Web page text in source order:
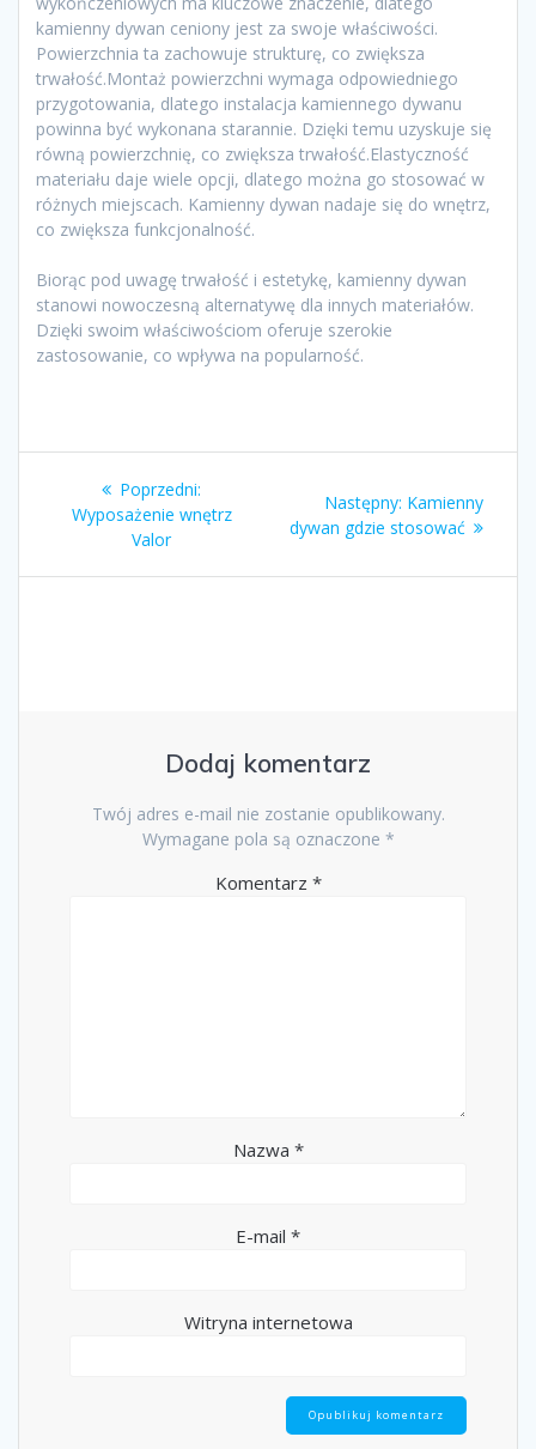
kamienny dywan ceniony jest za swoje właściwości.
Powierzchnia ta zachowuje strukturę, co zwiększa
trwałość.Montaż powierzchni wymaga odpowiedniego
przygotowania, dlatego instalacja kamiennego dywanu
powinna być wykonana starannie. Dzięki temu uzyskuje się
równą powierzchnię, co zwiększa trwałość.Elastyczność
materiału daje wiele opcji, dlatego można go stosować w
różnych miejscach. Kamienny dywan nadaje się do wnętrz,
co zwiększa funkcjonalność.
Biorąc pod uwagę trwałość i estetykę, kamienny dywan
stanowi nowoczesną alternatywę dla innych materiałów.
Dzięki swoim właściwościom oferuje szerokie
zastosowanie, co wpływa na popularność.
Nawigacja
wpisu
Poprzedni:
wpis:
Wyposażenie wnętrz
Valor
Następny: Następny
wpis:
Kamienny
dywan gdzie stosować
Dodaj komentarz
Twój adres e-mail nie zostanie opublikowany.
Wymagane pola są oznaczone *
Komentarz *
Nazwa *
E-mail *
Witryna internetowa